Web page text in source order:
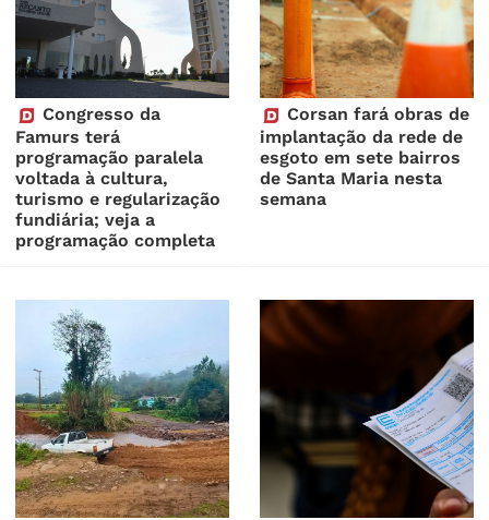
Congresso da
Famurs terá
programação paralela
voltada à cultura,
turismo e regularização
fundiária; veja a
programação completa
Corsan fará obras de
implantação da rede de
esgoto em sete bairros
de Santa Maria nesta
semana